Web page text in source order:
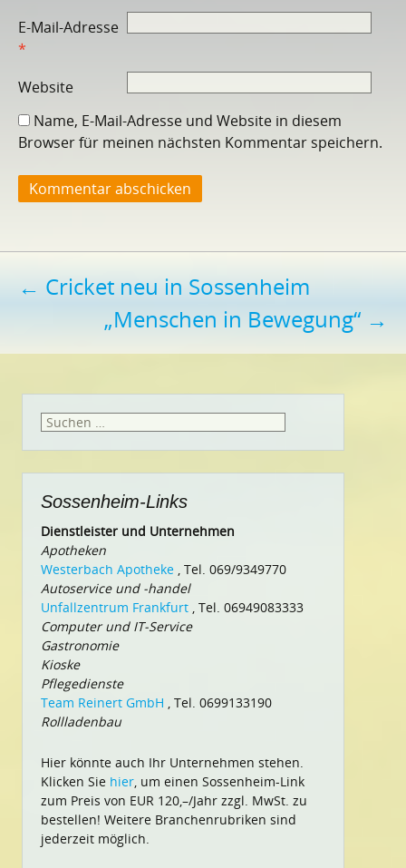
E-Mail-Adresse
*
Website
Name, E-Mail-Adresse und Website in diesem
Browser für meinen nächsten Kommentar speichern.
Beitragsnavigation
← Cricket neu in Sossenheim
„Menschen in Bewegung“ →
Suchen
Sossenheim-Links
Dienstleister und Unternehmen
Apotheken
Westerbach Apotheke , Tel. 069/9349770
Autoservice und -handel
Unfallzentrum Frankfurt , Tel. 06949083333
Computer und IT-Service
Gastronomie
Kioske
Pflegedienste
Team Reinert GmbH , Tel. 0699133190
Rollladenbau
Hier könnte auch Ihr Unternehmen stehen.
Klicken Sie hier , um einen Sossenheim-Link
zum Preis von EUR 120,–/Jahr zzgl. MwSt. zu
bestellen! Weitere Branchenrubriken sind
jederzeit möglich.